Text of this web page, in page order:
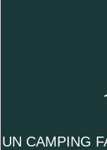
UN CAMPING